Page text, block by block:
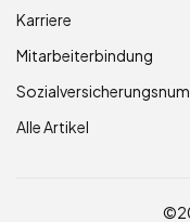
Karriere
Mitarbeiterbindung
Alle Artikel